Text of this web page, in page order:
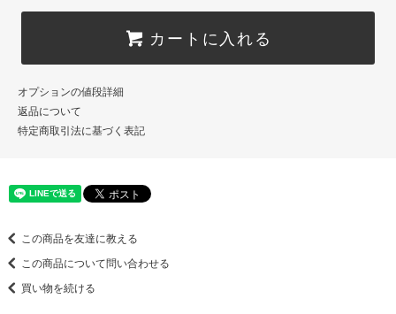
カートに入れる
オプションの値段詳細
返品について
特定商取引法に基づく表記
この商品を友達に教える
この商品について問い合わせる
買い物を続ける